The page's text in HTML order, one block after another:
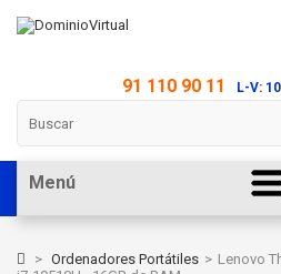
91 110 90 11 L-V:
Menú
> Ordenadores Portátiles > Lenovo